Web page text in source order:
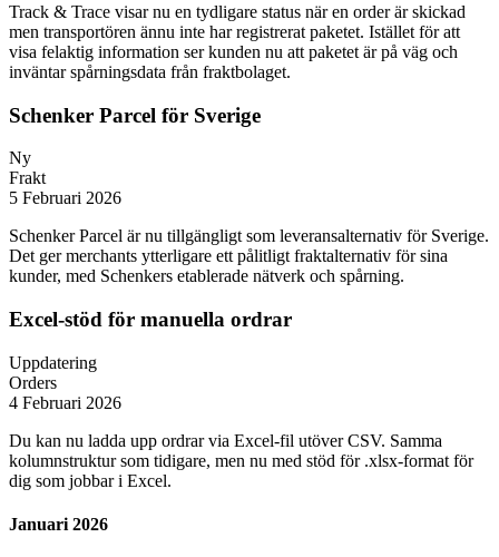
Track & Trace visar nu en tydligare status när en order är skickad
men transportören ännu inte har registrerat paketet. Istället för att
visa felaktig information ser kunden nu att paketet är på väg och
inväntar spårningsdata från fraktbolaget.
Schenker Parcel för Sverige
Ny
Frakt
5 Februari 2026
Schenker Parcel är nu tillgängligt som leveransalternativ för Sverige.
Det ger merchants ytterligare ett pålitligt fraktalternativ för sina
kunder, med Schenkers etablerade nätverk och spårning.
Excel-stöd för manuella ordrar
Uppdatering
Orders
4 Februari 2026
Du kan nu ladda upp ordrar via Excel-fil utöver CSV. Samma
kolumnstruktur som tidigare, men nu med stöd för .xlsx-format för
dig som jobbar i Excel.
Januari 2026